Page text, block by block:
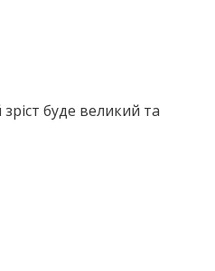
буде великий та